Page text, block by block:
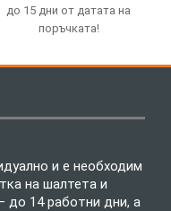
до 15 дни от датата на
поръчката!
и е необходим
на шалтета и
до 14 работни дни, а